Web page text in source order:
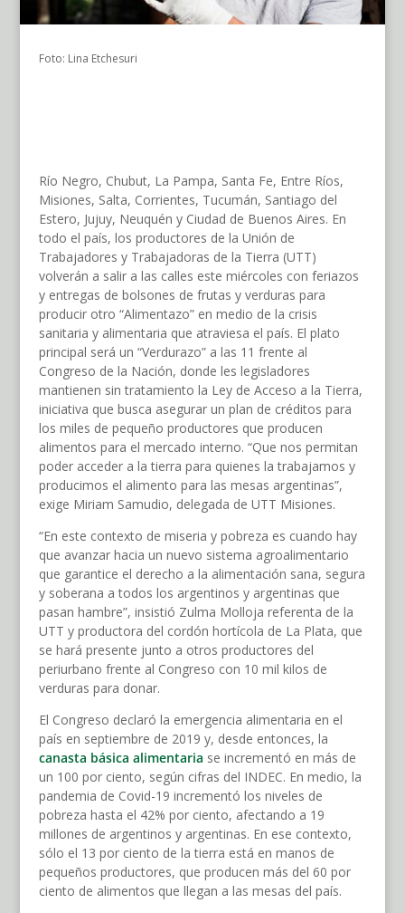
Foto: Lina Etchesuri
Río Negro, Chubut, La Pampa, Santa Fe, Entre Ríos,
Misiones, Salta, Corrientes, Tucumán, Santiago del
Estero, Jujuy, Neuquén y Ciudad de Buenos Aires. En
todo el país, los productores de la Unión de
Trabajadores y Trabajadoras de la Tierra (UTT)
volverán a salir a las calles este miércoles con feriazos
y entregas de bolsones de frutas y verduras para
producir otro “Alimentazo” en medio de la crisis
sanitaria y alimentaria que atraviesa el país. El plato
principal será un “Verdurazo” a las 11 frente al
Congreso de la Nación, donde les legisladores
mantienen sin tratamiento la Ley de Acceso a la Tierra,
iniciativa que busca asegurar un plan de créditos para
los miles de pequeño productores que producen
alimentos para el mercado interno. “Que nos permitan
poder acceder a la tierra para quienes la trabajamos y
producimos el alimento para las mesas argentinas”,
exige Miriam Samudio, delegada de UTT Misiones.
“En este contexto de miseria y pobreza es cuando hay
que avanzar hacia un nuevo sistema agroalimentario
que garantice el derecho a la alimentación sana, segura
y soberana a todos los argentinos y argentinas que
pasan hambre”, insistió Zulma Molloja referenta de la
UTT y productora del cordón hortícola de La Plata, que
se hará presente junto a otros productores del
periurbano frente al Congreso con 10 mil kilos de
verduras para donar.
El Congreso declaró la emergencia alimentaria en el
país en septiembre de 2019 y, desde entonces, la
canasta básica alimentaria se incrementó en más de
un 100 por ciento, según cifras del INDEC. En medio, la
pandemia de Covid-19 incrementó los niveles de
pobreza hasta el 42% por ciento, afectando a 19
millones de argentinos y argentinas. En ese contexto,
sólo el 13 por ciento de la tierra está en manos de
pequeños productores, que producen más del 60 por
ciento de alimentos que llegan a las mesas del país.